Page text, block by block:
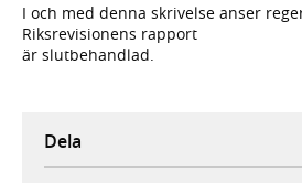
I och med denna skrivelse anser
Riksrevisionens rapport
är slutbehandlad.
Dela